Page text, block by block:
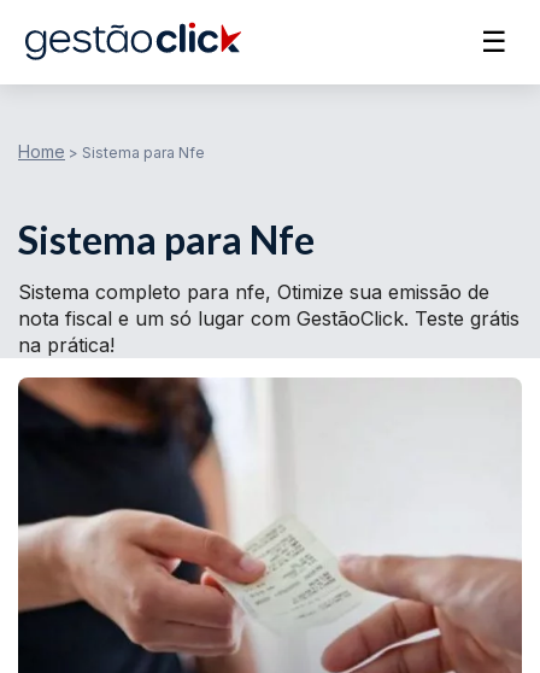
☰
Home > Sistema para Nfe
Sistema para Nfe
Sistema completo para nfe, Otimize sua emissão de
nota fiscal e um só lugar com GestãoClick. Teste grátis
na prática!